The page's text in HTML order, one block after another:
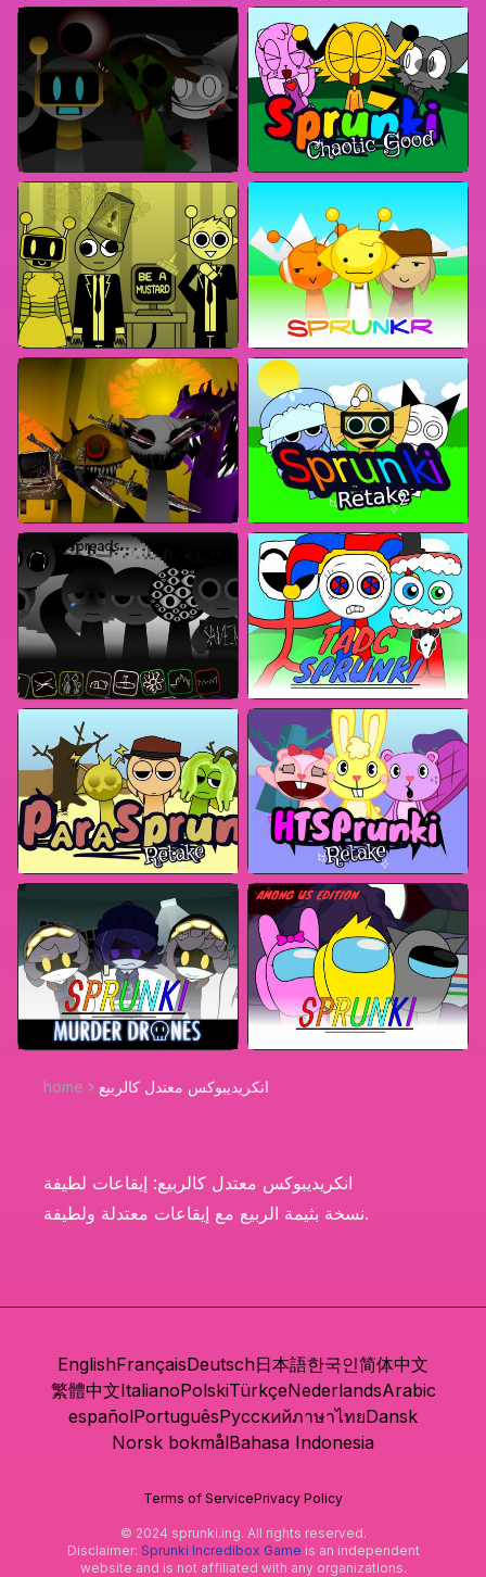
home انكريديبوكس معتدل كالربيع
انكريديبوكس معتدل كالربيع: إيقاعات لطيفة
نسخة بثيمة الربيع مع إيقاعات معتدلة ولطيفة.
EnglishFrançaisDeutsch日本語한국인简体中文
繁體中文ItalianoPolskiTürkçeNederlandsArabic
españolPortuguêsРусскийภาษาไทยDansk
Norsk bokmålBahasa Indonesia
Terms of ServicePrivacy Policy
© 2024 sprunki.ing. All rights reserved.
Disclaimer: Sprunki Incredibox Game is an independent
website and is not affiliated with any organizations.